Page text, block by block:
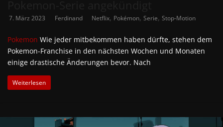
7. März 2023 Ferdinand Netflix, Pokémon, Serie, Stop-Motion
Pokemon Wie jeder mitbekommen haben dürfte, stehen dem
Pokemon-Franchise in den nächsten Wochen und Monaten
einige drastische Änderungen bevor. Nach
Weiterlesen